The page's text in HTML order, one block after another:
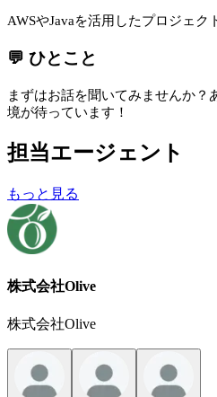
AWSやJavaを活用したプロジェク
💬 ひとこと
まずはお話を聞いてみませんか？
境が待っています！
担当エージェント
もっと見る
株式会社Olive
株式会社Olive